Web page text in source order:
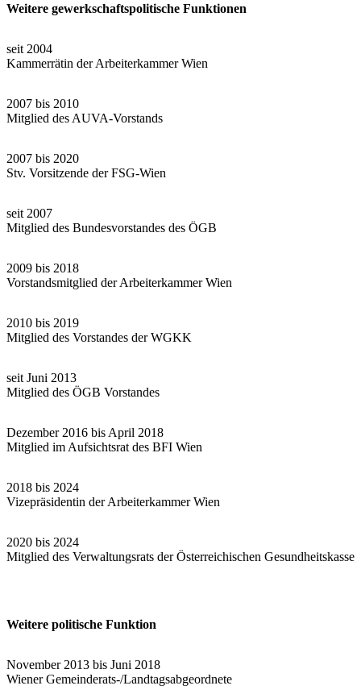
Weitere gewerkschaftspolitische Funktionen
seit 2004
Kammerrätin der Arbeiterkammer Wien
2007 bis 2010
Mitglied des AUVA-Vorstands
2007 bis 2020
Stv. Vorsitzende der FSG-Wien
seit 2007
Mitglied des Bundesvorstandes des ÖGB
2009 bis 2018
Vorstandsmitglied der Arbeiterkammer Wien
2010 bis 2019
Mitglied des Vorstandes der WGKK
seit Juni 2013
Mitglied des ÖGB Vorstandes
Dezember 2016 bis April 2018
Mitglied im Aufsichtsrat des BFI Wien
2018 bis 2024
Vizepräsidentin der Arbeiterkammer Wien
2020 bis 2024
Mitglied des Verwaltungsrats der Österreichischen Gesundheitskasse
Weitere politische Funktion
November 2013 bis Juni 2018
Wiener Gemeinderats-/Landtagsabgeordnete